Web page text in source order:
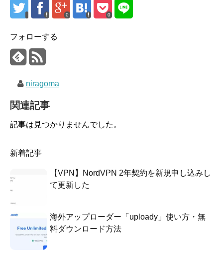
0 0
フォローする
niragoma
関連記事
記事は見つかりませんでした。
新着記事
【VPN】NordVPN 2年契約を新規申し込みし
て更新した
海外アップローダー「uploady」使い方・無
料ダウンロード方法